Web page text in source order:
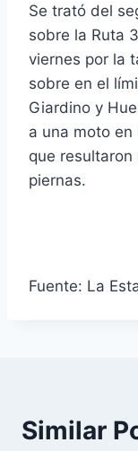
Se trató del
sobre la Ruta
viernes por la
sobre en el
Giardino y
a una moto
que
piernas.
Fuente: La
Similar